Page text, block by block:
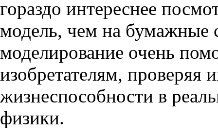
гораздо интереснее
модель, чем на бумажные
моделирование очень
изобретателям, проверяя
жизнеспособности в
физики.